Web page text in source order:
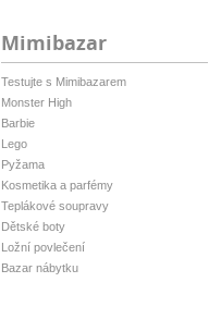
Mimibazar
Testujte s Mimibazarem
Monster High
Barbie
Lego
Pyžama
Kosmetika a parfémy
Teplákové soupravy
Dětské boty
Ložní povlečení
Bazar nábytku